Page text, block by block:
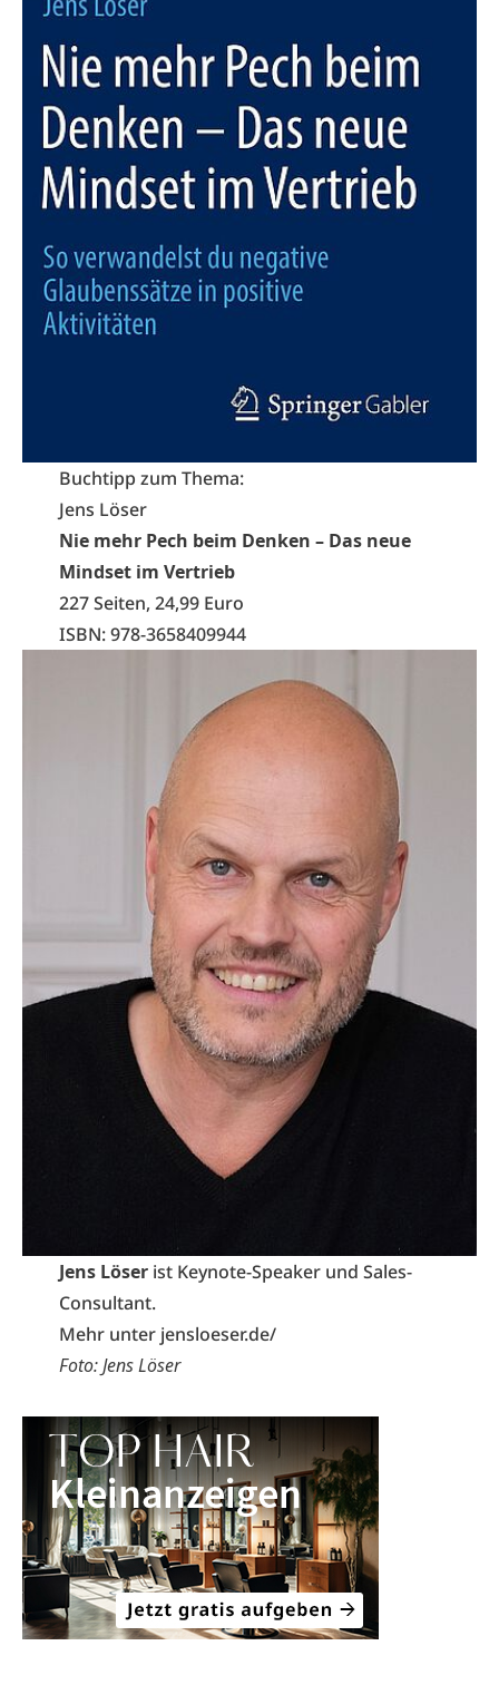
Buchtipp zum Thema:
Jens Löser
Nie mehr Pech beim Denken – Das neue
Mindset im Vertrieb
227 Seiten, 24,99 Euro
ISBN: ‎978-3658409944
Jens Löserist Keynote-Speaker und Sales-
Consultant.
Mehr unter jensloeser.de/
Foto: Jens Löser